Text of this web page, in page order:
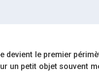
devient le premier
un petit objet souvent